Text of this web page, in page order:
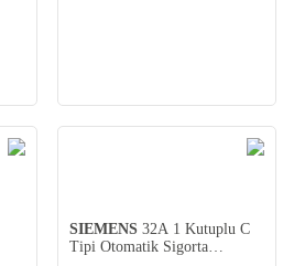
SIEMENS 32A 1 Kutuplu C
Tipi Otomatik Sigorta